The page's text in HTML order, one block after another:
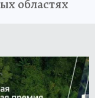
областях